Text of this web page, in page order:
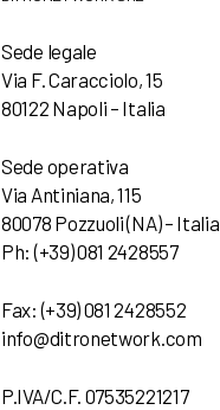
Sede legale
Via F. Caracciolo, 15
80122 Napoli – Italia
Sede operativa
Via Antiniana, 115
80078 Pozzuoli (NA) – Italia
Ph: (+39) 081 2428557
Fax: (+39) 081 2428552
info@ditronetwork.com
P.IVA/C.F. 07535221217